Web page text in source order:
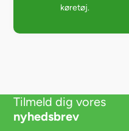
køretøj.
Tilmeld dig vores
nyhedsbrev